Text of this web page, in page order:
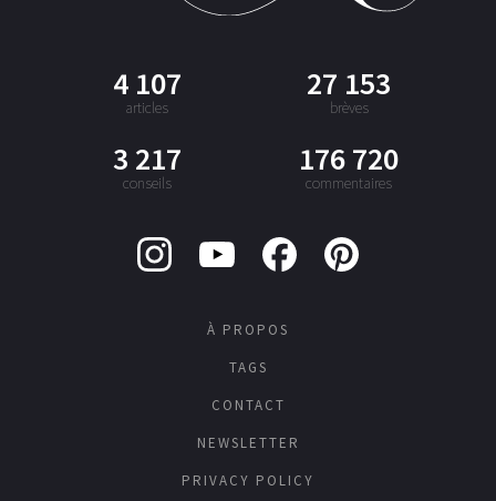
4 107
articles
27 153
brèves
3 217
conseils
176 720
commentaires
À PROPOS
TAGS
CONTACT
NEWSLETTER
PRIVACY POLICY